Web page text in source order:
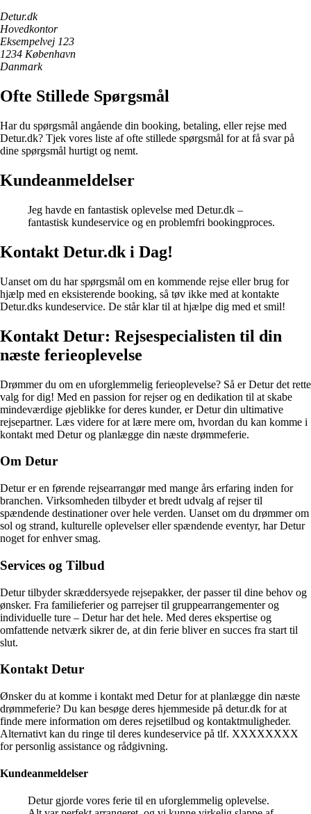
Detur.dk
Hovedkontor
Eksempelvej 123
1234 København
Danmark
Ofte Stillede Spørgsmål
Har du spørgsmål angående din booking, betaling, eller rejse med
Detur.dk? Tjek vores liste af ofte stillede spørgsmål for at få svar på
dine spørgsmål hurtigt og nemt.
Kundeanmeldelser
Jeg havde en fantastisk oplevelse med Detur.dk –
fantastisk kundeservice og en problemfri bookingproces.
Kontakt Detur.dk i Dag!
Uanset om du har spørgsmål om en kommende rejse eller brug for
hjælp med en eksisterende booking, så tøv ikke med at kontakte
Detur.dks kundeservice. De står klar til at hjælpe dig med et smil!
Kontakt Detur: Rejsespecialisten til din
næste ferieoplevelse
Drømmer du om en uforglemmelig ferieoplevelse? Så er Detur det rette
valg for dig! Med en passion for rejser og en dedikation til at skabe
mindeværdige øjeblikke for deres kunder, er Detur din ultimative
rejsepartner. Læs videre for at lære mere om, hvordan du kan komme i
kontakt med Detur og planlægge din næste drømmeferie.
Om Detur
Detur er en førende rejsearrangør med mange års erfaring inden for
branchen. Virksomheden tilbyder et bredt udvalg af rejser til
spændende destinationer over hele verden. Uanset om du drømmer om
sol og strand, kulturelle oplevelser eller spændende eventyr, har Detur
noget for enhver smag.
Services og Tilbud
Detur tilbyder skræddersyede rejsepakker, der passer til dine behov og
ønsker. Fra familieferier og parrejser til gruppearrangementer og
individuelle ture – Detur har det hele. Med deres ekspertise og
omfattende netværk sikrer de, at din ferie bliver en succes fra start til
slut.
Kontakt Detur
Ønsker du at komme i kontakt med Detur for at planlægge din næste
drømmeferie? Du kan besøge deres hjemmeside på detur.dk for at
finde mere information om deres rejsetilbud og kontaktmuligheder.
Alternativt kan du ringe til deres kundeservice på tlf. XXXXXXXX
for personlig assistance og rådgivning.
Kundeanmeldelser
Detur gjorde vores ferie til en uforglemmelig oplevelse.